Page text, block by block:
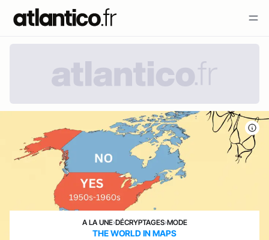
A LA UNE›DÉCRYPTAGES›MODE
THE WORLD IN MAPS